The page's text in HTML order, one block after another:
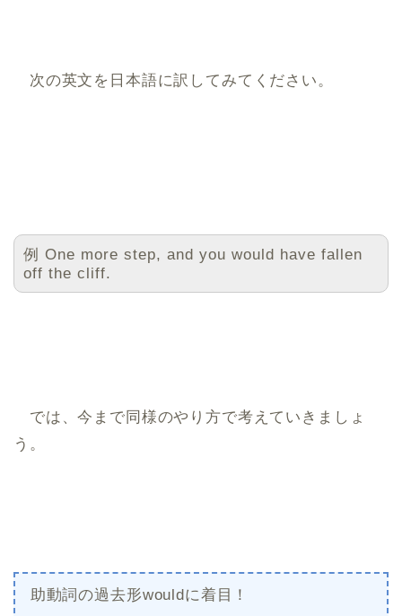
次の英文を日本語に訳してみてください。
例 One more step, and you would have fallen
off the cliff.
では、今まで同様のやり方で考えていきましょ
う。
助動詞の過去形wouldに着目！